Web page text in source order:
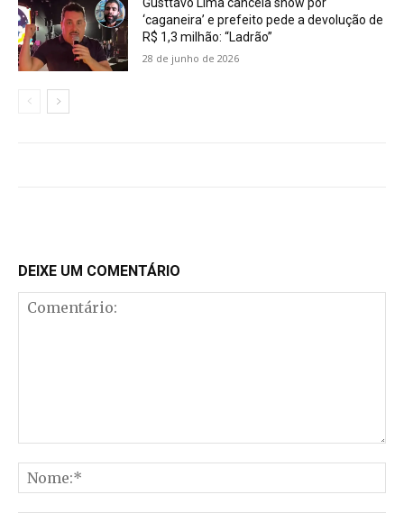
‘caganeira’ e prefeito pede a devolução de
R$ 1,3 milhão: “Ladrão”
28 de junho de 2026
DEIXE UM COMENTÁRIO